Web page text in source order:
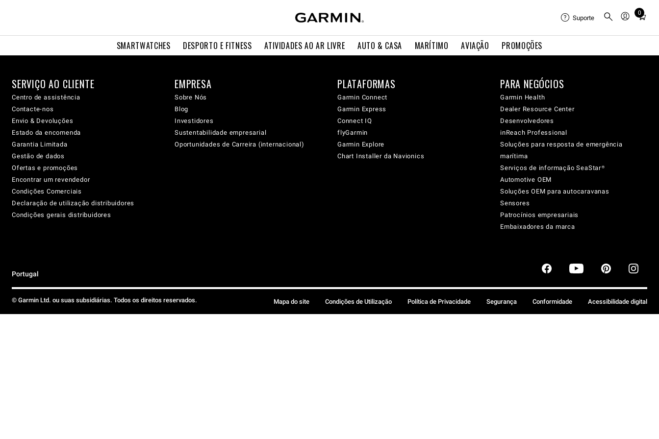
SMARTWATCHES DESPORTO E FITNESS ATIVIDADES AO AR LIVRE AUTO & CASA MARÍTIMO AVIAÇÃO PROMOÇÕES
Suporte
0
Total
cart:
SERVIÇO AO CLIENTE
Centro de assistência
Contacte-nos
Envio & Devoluções
Estado da encomenda
Garantia Limitada
Gestão de dados
Ofertas e promoções
Encontrar um revendedor
Condições Comerciais
Declaração de utilização distribuidores
Condições gerais distribuidores
EMPRESA
Sobre Nós
Blog
Investidores
Sustentabilidade empresarial
Oportunidades de Carreira (internacional)
PLATAFORMAS
Garmin Connect
Garmin Express
Connect IQ
flyGarmin
Garmin Explore
Chart Installer da Navionics
PARA NEGÓCIOS
Garmin Health
Dealer Resource Center
Desenvolvedores
inReach Professional
Soluções para resposta de emergência
marítima
Serviços de informação SeaStar®
Automotive OEM
Soluções OEM para autocaravanas
Sensores
Patrocínios empresariais
Embaixadores da marca
Portugal
© Garmin Ltd. ou suas subsidiárias. Todos os direitos reservados. Mapa do site Condições de Utilização Política de Privacidade Segurança Conformidade Acessibilidade digital